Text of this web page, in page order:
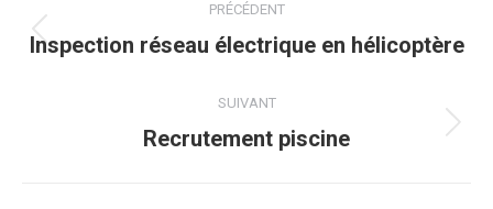
article
PRÉCÉDENT
Article
:
Inspection réseau électrique en hélicoptère
SUIVANT
Article
Recrutement piscine